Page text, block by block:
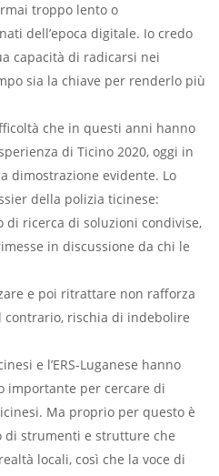
troppo lento o
dell’epoca digitale. Io credo
capacità di radicarsi nei
sia la chiave per renderlo più
che in questi anni hanno
di Ticino 2020, oggi in
dimostrazione evidente. Lo
della polizia ticinese:
di ricerca di soluzioni condivise,
in discussione da chi le
e poi ritrattare non rafforza
contrario, rischia di indebolire
e l’ERS-Luganese hanno
importante per cercare di
Ma proprio per questo è
di strumenti e strutture che
locali, così che la voce di